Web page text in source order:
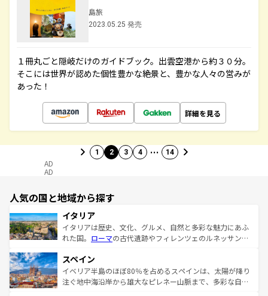
島旅
2023.05.25 発売
１冊丸ごと隠岐だけのガイドブック。出雲空港から約３０分。
そこには世界が認めた個性豊かな絶景と、豊かな人々の営みが
あった！
詳細を見る
1 2 3 4 … 14
AD
AD
人気の国と地域から探す
イタリア
イタリアは歴史、文化、グルメ、自然と多彩な魅力にあふ
れた国。 ローマの古代遺跡やフィレンツェのルネッサンス
ろん、トスカーナの美しい田園風景やアマルフィ海岸の絶
景など、自然景観も見逃せない。観光の合間には、本場の
ピザやパスタなど、絶品のイタリア料理を堪能することも
スペイン
イベリア半島のほぼ80％を占めるスペインは、太陽が降り
注ぐ地中海沿岸から雄大なピレネー山脈まで、多彩な自然